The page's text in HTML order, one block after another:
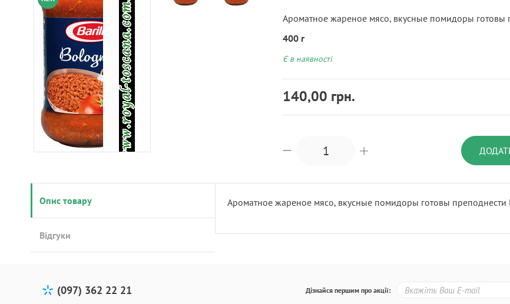
Ароматное жареное мясо, вкусные помидоры готовы
400 г
Є в наявності
140,00 грн.
Опис товару
Відгуки
Ароматное жареное мясо, вкусные помидоры готовы преподнести
(097) 362 22 21 Дізнайся першим про акції: